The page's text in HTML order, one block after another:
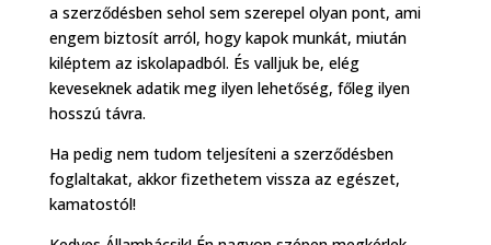
a szerződésben sehol sem szerepel olyan pont, ami
engem biztosít arról, hogy kapok munkát, miután
kiléptem az iskolapadból. És valljuk be, elég
keveseknek adatik meg ilyen lehetőség, főleg ilyen
hosszú távra.
Ha pedig nem tudom teljesíteni a szerződésben
foglaltakat, akkor fizethetem vissza az egészet,
kamatostól!